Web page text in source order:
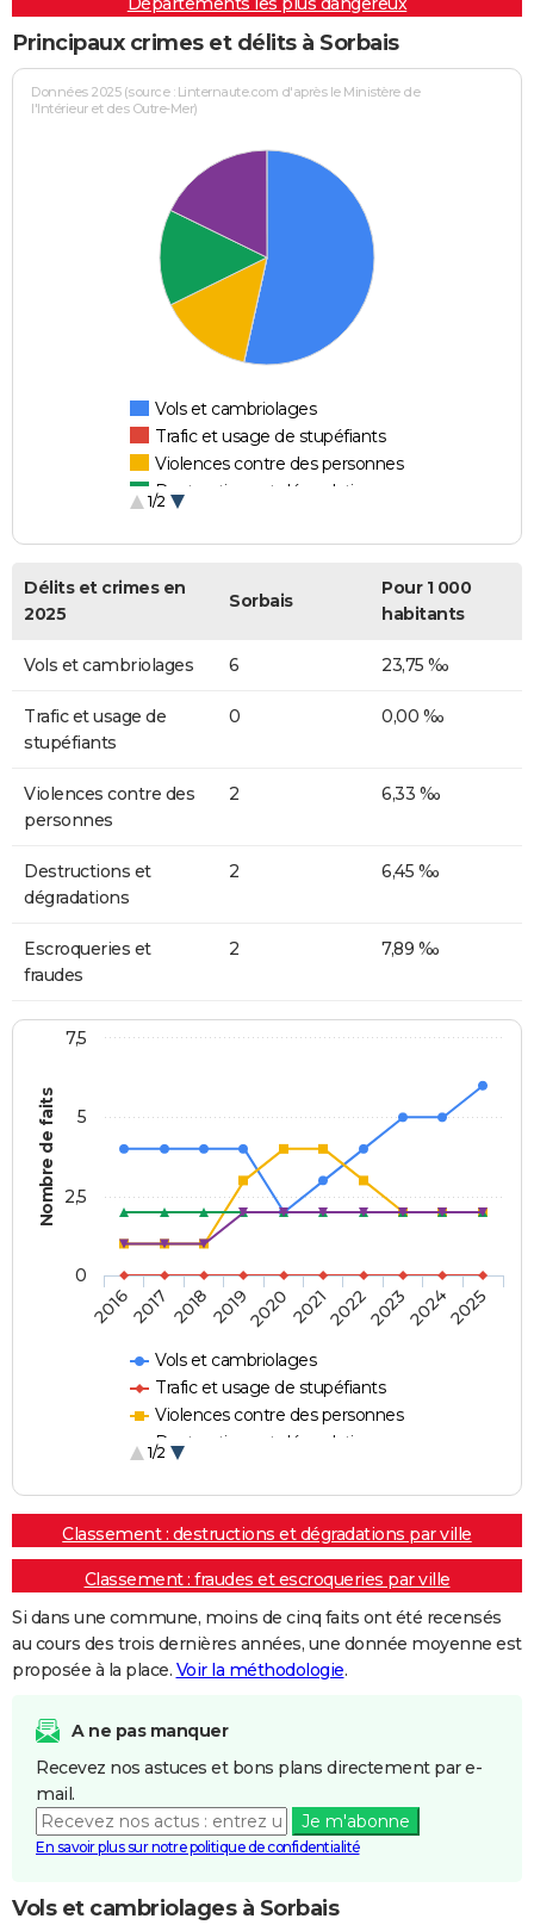
Principaux crimes et délits à Sorbais
Données 2025 (source : Linternaute.com d'après le Ministère de
l'Intérieur et des Outre-Mer)
Vols et cambriolages
Trafic et usage de stupéfiants
Violences contre des personnes
Destructions et dégradations
1/2
Délits et crimes en
2025
Sorbais
Pour 1 000
habitants
Vols et cambriolages 6 23,75 ‰
Trafic et usage de
stupéfiants
0 0,00 ‰
Violences contre des
personnes
2 6,33 ‰
Destructions et
dégradations
2 6,45 ‰
Escroqueries et
fraudes
2 7,89 ‰
Nombre de faits
Vols et cambriolages
Trafic et usage de stupéfiants
Violences contre des personnes
Destructions et dégradations
1/2
20162017 20182019202020212022202320242025
0
2,5
5
7,5
Classement : destructions et dégradations par ville
Classement : fraudes et escroqueries par ville
Si dans une commune, moins de cinq faits ont été recensés
au cours des trois dernières années, une donnée moyenne est
proposée à la place. Voir la méthodologie.
A ne pas manquer
Recevez nos astuces et bons plans directement par e-
mail.
Je m'abonne
En savoir plus sur notre politique de confidentialité
Vols et cambriolages à Sorbais